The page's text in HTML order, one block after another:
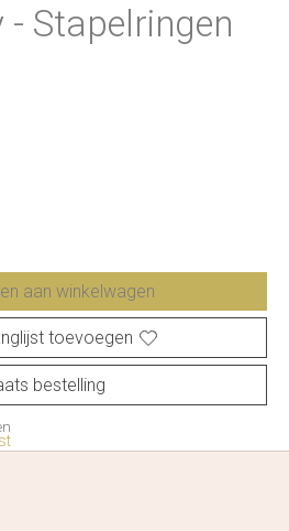
- Stapelringen
aan winkelwagen
toevoegen
bestelling